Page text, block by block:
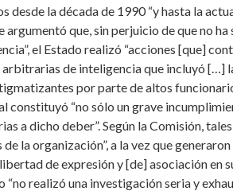
desde la década de 1990 “y hasta la
argumentó que, sin perjuicio de que no
el Estado realizó “acciones [que]
arbitrarias de inteligencia que incluyó […]
por parte de altos
constituyó “no sólo un grave
a dicho deber”. Según la Comisión,
la organización”, a la vez que
de expresión y [de] asociación en
“no realizó una investigación seria y